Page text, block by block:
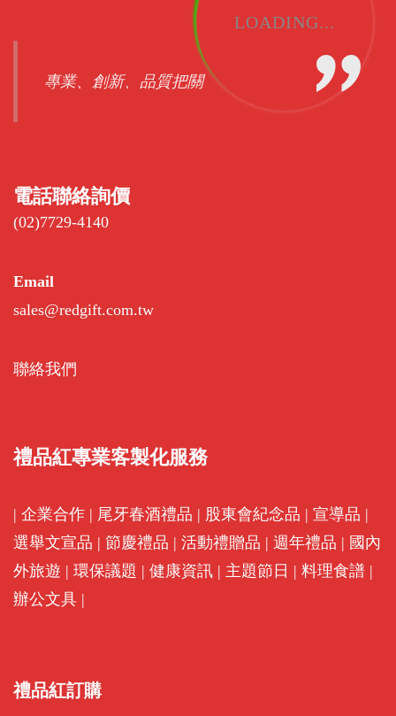
LOADING...
專業、創新、品質把關
電話聯絡詢價
(02)7729-4140
Email
sales@redgift.com.tw
聯絡我們
禮品紅專業客製化服務
| 企業合作 | 尾牙春酒禮品 | 股東會紀念品 | 宣導品 |
選舉文宣品 | 節慶禮品 | 活動禮贈品 | 週年禮品 | 國內
外旅遊 | 環保議題 | 健康資訊 | 主題節日 | 料理食譜 |
辦公文具 |
禮品紅訂購